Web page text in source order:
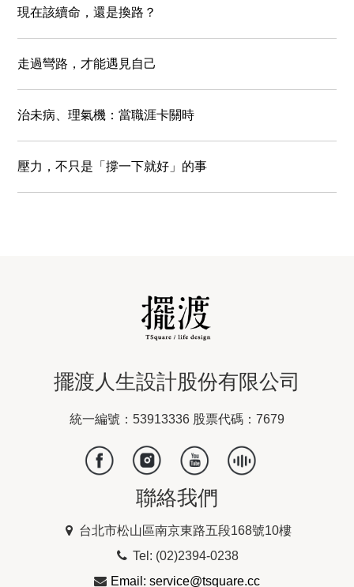
現在該續命，還是換路？
走過彎路，才能遇見自己
治未病、理氣機：當職涯卡關時
壓力，不只是「撐一下就好」的事
擺渡人生設計股份有限公司
統一編號：53913336 股票代碼：7679
聯絡我們
台北市松山區南京東路五段168號10樓
Tel: (02)2394-0238
Email: service@tsquare.cc